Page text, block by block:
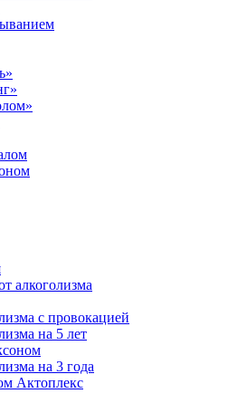
алкоголизма
с провокацией
на 5 лет
на 3 года
Актоплекс